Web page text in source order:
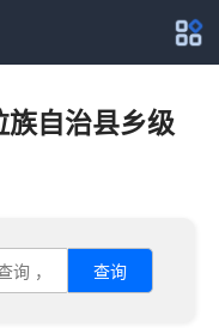
自治县乡级
查询